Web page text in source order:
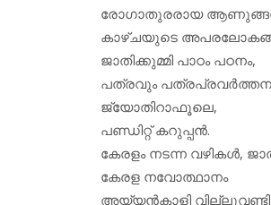
രോഗാതുരരായ
കാഴ്ചയുടെ
ജാതിക്കുമ്മി പാഠം പഠനം,
പത്രവും
ജ്യോതിറാഫൂലെ,
പണ്ഡിറ്റ് കറുപ്പന്‍.
കേരളം നടന്ന വഴികള്‍,
കേരള നവോത്ഥാനം
അയ്യന്‍കാളി വില്ലുവണ്ടി